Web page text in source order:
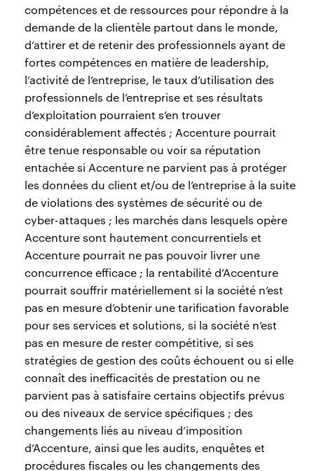
compétences et de ressources pour répondre à la
demande de la clientèle partout dans le monde,
d’attirer et de retenir des professionnels ayant de
fortes compétences en matière de leadership,
l’activité de l’entreprise, le taux d’utilisation des
professionnels de l’entreprise et ses résultats
d’exploitation pourraient s’en trouver
considérablement affectés ; Accenture pourrait
être tenue responsable ou voir sa réputation
entachée si Accenture ne parvient pas à protéger
les données du client et/ou de l’entreprise à la suite
de violations des systèmes de sécurité ou de
cyber-attaques ; les marchés dans lesquels opère
Accenture sont hautement concurrentiels et
Accenture pourrait ne pas pouvoir livrer une
concurrence efficace ; la rentabilité d’Accenture
pourrait souffrir matériellement si la société n’est
pas en mesure d’obtenir une tarification favorable
pour ses services et solutions, si la société n’est
pas en mesure de rester compétitive, si ses
stratégies de gestion des coûts échouent ou si elle
connaît des inefficacités de prestation ou ne
parvient pas à satisfaire certains objectifs prévus
ou des niveaux de service spécifiques ; des
changements liés au niveau d’imposition
d’Accenture, ainsi que les audits, enquêtes et
procédures fiscales ou les changements des